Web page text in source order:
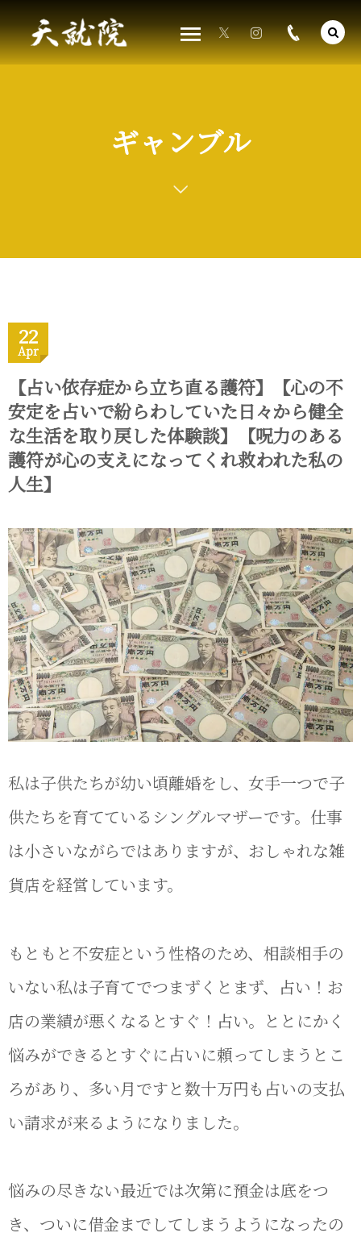
ギャンブル
22
Apr
【占い依存症から立ち直る護符】【心の不
安定を占いで紛らわしていた日々から健全
な生活を取り戻した体験談】【呪力のある
護符が心の支えになってくれ救われた私の
人生】
私は子供たちが幼い頃離婚をし、女手一つで子
供たちを育てているシングルマザーです。仕事
は小さいながらではありますが、おしゃれな雑
貨店を経営しています。
もともと不安症という性格のため、相談相手の
いない私は子育てでつまずくとまず、占い！お
店の業績が悪くなるとすぐ！占い。ととにかく
悩みができるとすぐに占いに頼ってしまうとこ
ろがあり、多い月ですと数十万円も占いの支払
い請求が来るようになりました。
悩みの尽きない最近では次第に預金は底をつ
き、ついに借金までしてしまうようになったの